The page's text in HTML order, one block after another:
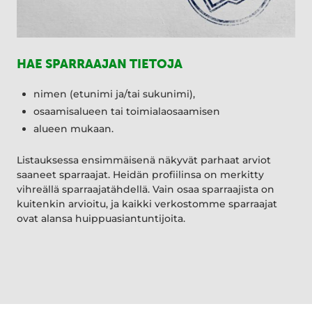
HAE SPARRAAJAN TIETOJA
nimen (etunimi ja/tai sukunimi),
osaamisalueen tai toimialaosaamisen
alueen mukaan.
Listauksessa ensimmäisenä näkyvät parhaat arviot
saaneet sparraajat. Heidän profiilinsa on merkitty
vihreällä sparraajatähdellä. Vain osaa sparraajista on
kuitenkin arvioitu, ja kaikki verkostomme sparraajat
ovat alansa huippuasiantuntijoita.